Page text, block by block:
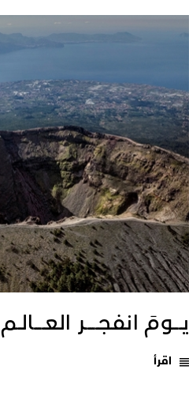
يـــومَ انفجـــــر العــــالـم
اقرأ